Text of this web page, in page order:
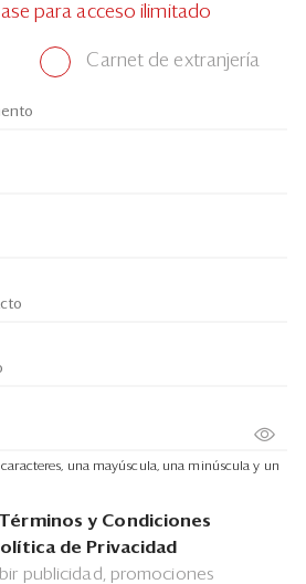
para acceso ilimitado
Carnet de extranjería
una mayúscula, una minúscula y un
Términos y Condiciones
de Privacidad
publicidad, promociones